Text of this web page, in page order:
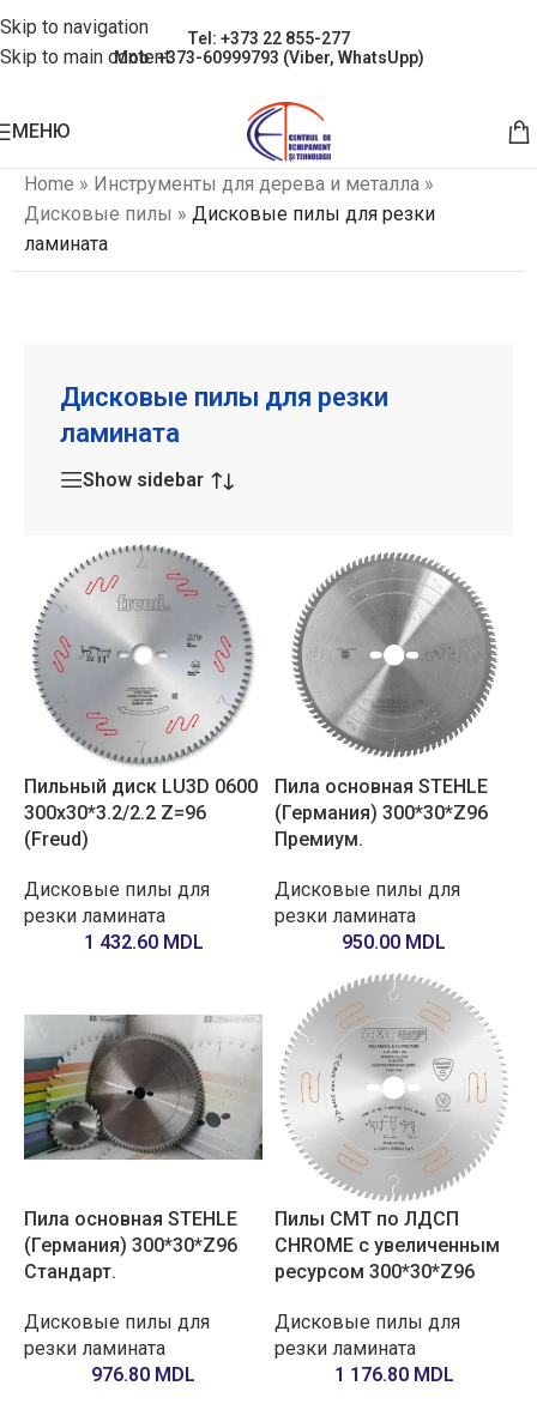
Skip to navigation
Skip to main content
Tel: +373 22 855-277
Mob: +373-60999793 (Viber, WhatsUpp)
МЕНЮ
Home » Инструменты для дерева и металла »
Дисковые пилы » Дисковые пилы для резки
ламината
Дисковые пилы для резки
ламината
Show sidebar
Пильный диск LU3D 0600
300х30*3.2/2.2 Z=96
(Freud)
Дисковые пилы для
резки ламината
1 432.60 MDL
Пила основная STEHLE
(Германия) 300*30*Z96
Премиум.
Дисковые пилы для
резки ламината
950.00 MDL
Пила основная STEHLE
(Германия) 300*30*Z96
Стандарт.
Дисковые пилы для
резки ламината
976.80 MDL
Пилы CMT по ЛДСП
CHROME с увеличенным
ресурсом 300*30*Z96
Дисковые пилы для
резки ламината
1 176.80 MDL